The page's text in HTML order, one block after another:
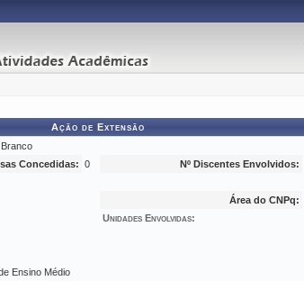
Ação de Extensão
Concedidas: 0 Nº Discentes Envolvidos:
Área do CNPq:
Unidades Envolvidas:
Ensino Médio